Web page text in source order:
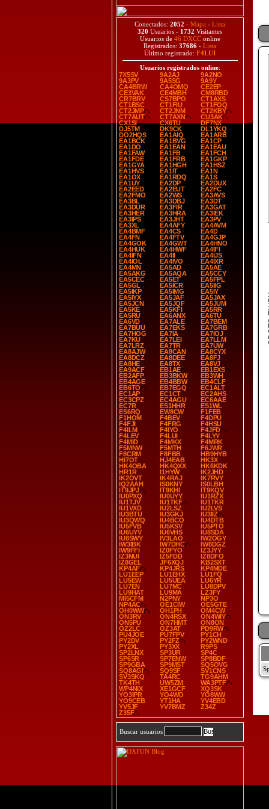
Conectados: 2052 - Mapa - Lista
320 Usuarios - 1732 Visitantes
Usuarios de 46 DXCConline
Registrados: 37686 - Lista
Último registrado: F4LUI
Usuarios registrados online:
7X5SV
9A2AJ
9A2NO
9A3PV
9A5SG
9A9Y
CA4BRW
CA4OMQ
CE2EP
CE3VAK
CE4MBH
CM8RBD
CR7BRV
CS7BPO
CT1AXS
CT1BSC
CT1FIU
CT1FOQ
CT2JMP
CT2JNM
CT2KBY
CT7AUT
CT7AXN
CU3AK
CX1SI
CX6TU
DF7NX
DJ5TM
DK9CK
DL1YKQ
DO2HQS
EA1AIQ
EA1ARB
EA1BCK
EA1BVG
EA1CP
EA1DO
EA1EAN
EA1EAU
EA1FAW
EA1FB
EA1FCH
EA1FDE
EA1FRB
EA1GKP
EA1GYA
EA1HGH
EA1HSZ
EA1HVS
EA1IT
EA1N
EA1OX
EA1RDQ
EA1S
EA1UY
EA2DP
EA2DUX
EA2EED
EA2EUT
EA2FC
EA2FMO
EA2WS
EA3AVS
EA3BL
EA3DBJ
EA3DT
EA3DUR
EA3FIR
EA3GAT
EA3HER
EA3HRA
EA3IEK
EA3IPS
EA3JHT
EA3PV
EA3XL
EA4AFY
EA4AVM
EA4BMF
EA4CS
EA4D
EA4FN
EA4FTV
EA4GJP
EA4GOK
EA4GWT
EA4HNO
EA4HUK
EA4HWF
EA4IFI
EA4IFN
EA4II
EA4IJS
EA4IOL
EA4IVO
EA4IXR
EA4MN
EA5AD
EA5AE
EA5AKG
EA5AQA
EA5CCY
EA5CEC
EA5ET
EA5FPL
EA5GL
EA5ICR
EA5IIG
EA5IKP
EA5IMG
EA5IY
EA5IYX
EA5JAF
EA5JAX
EA5JCN
EA5JQF
EA5JUM
EA5KE
EA5KFI
EA5RR
EA5RU
EA6ANX
EA6TU
EA6VD
EA7ALE
EA7BEM
EA7BUU
EA7EKS
EA7GRB
EA7HOG
EA7IA
EA7IOJ
EA7KU
EA7LEI
EA7LLM
EA7LRZ
EA7TR
EA7UW
EA8AJW
EA8CAN
EA8CYX
EA8DCZ
EA8DEE
EA8FJ
EA8HE
EA8TX
EA8VJ
EA9ACF
EB1AE
EB1EXS
EB2AFP
EB3BKW
EB3WH
EB4AGE
EB4BBW
EB4CLF
EB6TO
EB7EGQ
EC1ALT
EC1AP
EC1CT
EC2AHS
EC3CPZ
EC4AGU
EC6AAE
EC7R
ES1HHR
ES1WL
ES6RQ
EW8CW
F1FEB
F1HOM
F4BEV
F4DPU
F4FJI
F4FRG
F4HSU
F4ILM
F4IYO
F4JFD
F4LEV
F4LUI
F4LYY
F4MID
F4MKX
F4MRK
F5MNW
F5MTH
F6JWR
F8CRM
F8FBB
HB9HYB
HI7OT
HJ4EAB
HK3X
HK4OBA
HK4QXX
HK6KDK
HR1R
I1HYW
IK2JHD
IK2OVT
IK4RAJ
IK7RVY
IQ2AAH
IS0KNY
IS0LBH
IT9JPJ
IT9KHI
IT9KQV
IU0PXQ
IU0UYY
IU1RZX
IU1TJV
IU1TKF
IU1TKR
IU1VXD
IU2LSZ
IU2LVS
IU3BTU
IU3GKJ
IU3IIZ
IU3QWQ
IU4BCO
IU4DTB
IU5FVB
IU5KSV
IU5PTO
IU6UYV
IU6VHS
IU8SDA
IU8SWY
IV3LAO
IW2OGY
IW3IBK
IW7DHC
IW8DGZ
IW9FFI
IZ0FYO
IZ3JYY
IZ3NUI
IZ5FDD
IZ8DFO
IZ8GEL
JF6XQJ
KB2SXT
KP4AF
KP4JRS
KP4MDE
LU1EEP
LU1EHX
LU1FQ
LU5EW
LU5UEA
LU6YR
LU7EN
LU7MC
LU8DPV
LU9HAT
LU9MA
LZ3FY
MI5CFM
N2PNY
NP3O
NP4AC
OE1CIW
OE5GTE
OH0WW
OH1PH
OM4CW
ON3RV
ON4RSX
ON4WIY
ON5PU
ON7HMT
ON8ON
OZ2LC
OZ3AT
PD9RW
PU4JOE
PU7FPV
PY1CH
PY2DV
PY2FZ
PY2WND
PY2XL
PY3XX
R9PS
SP2LNX
SP3UR
SP4C
SP6SR
SP7ENW
SP8BDF
SP9GBA
SP9MST
SQ5OVG
SQ8AGI
SQ9SF
SV1CNS
SV3SKQ
TA4RC
TG9AHM
TK4TH
UW5ZM
WA3PTF
WP4NIX
XE1GCF
XQ3SK
YO3IPR
YO4WO
YO8WW
YO9CEB
YT1HA
YV4EBD
YV5JF
YV7BMZ
Z34Z
Z35F
Buscar usuarios